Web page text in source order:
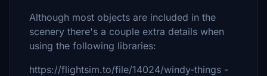
Although most objects are included in the
scenery there's a couple extra details when
using the following libraries:
https://flightsim.to/file/14024/windy-things -